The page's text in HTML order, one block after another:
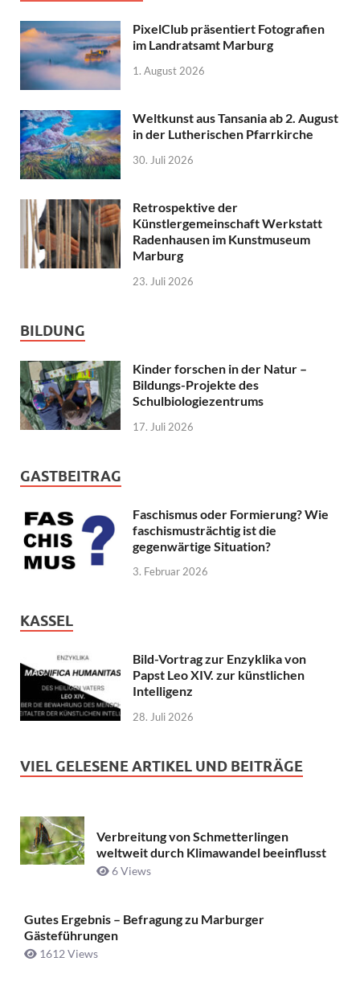
PixelClub präsentiert Fotografien
im Landratsamt Marburg
1. August 2026
Weltkunst aus Tansania ab 2. August
in der Lutherischen Pfarrkirche
30. Juli 2026
Retrospektive der
Künstlergemeinschaft Werkstatt
Radenhausen im Kunstmuseum
Marburg
23. Juli 2026
BILDUNG
Kinder forschen in der Natur –
Bildungs-Projekte des
Schulbiologiezentrums
17. Juli 2026
GASTBEITRAG
Faschismus oder Formierung? Wie
faschismusträchtig ist die
gegenwärtige Situation?
3. Februar 2026
KASSEL
Bild-Vortrag zur Enzyklika von
Papst Leo XIV. zur künstlichen
Intelligenz
28. Juli 2026
VIEL GELESENE ARTIKEL UND BEITRÄGE
Verbreitung von Schmetterlingen
weltweit durch Klimawandel beeinflusst
6 Views
Gutes Ergebnis – Befragung zu Marburger
Gästeführungen
1612 Views